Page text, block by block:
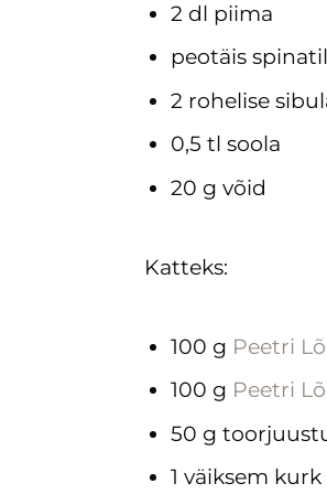
2 dl piima
peotäis
2 rohelise
0,5 tl soola
20 g võid
Katteks:
100 g Peetri
100 g Peetri
50 g
1 väiksem kurk